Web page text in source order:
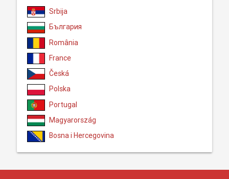
Srbija
България
România
France
Česká
Polska
Portugal
Magyarország
Bosna i Hercegovina